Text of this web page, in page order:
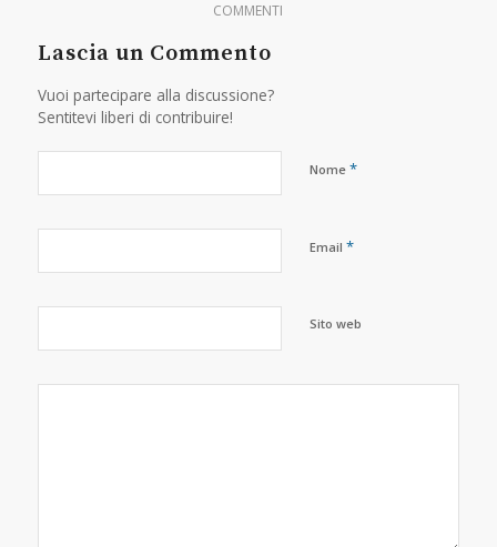
COMMENTI
Lascia un Commento
Vuoi partecipare alla discussione?
Sentitevi liberi di contribuire!
Nome *
Email *
Sito web